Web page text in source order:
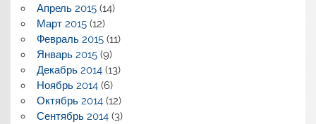
Апрель 2015(14)
Март 2015(12)
Февраль 2015(11)
Январь 2015(9)
Декабрь 2014(13)
Ноябрь 2014(6)
Октябрь 2014(12)
Сентябрь 2014(3)